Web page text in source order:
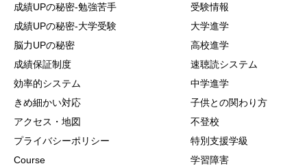
成績UPの秘密-勉強苦手
成績UPの秘密-大学受験
脳力UPの秘密
成績保証制度
効率的システム
きめ細かい対応
アクセス・地図
プライバシーポリシー
Course
受験情報
大学進学
高校進学
速聴読システム
中学進学
子供との関わり方
不登校
特別支援学級
学習障害